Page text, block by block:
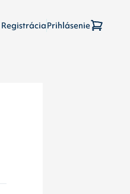
RegistráciaPrihlásenie